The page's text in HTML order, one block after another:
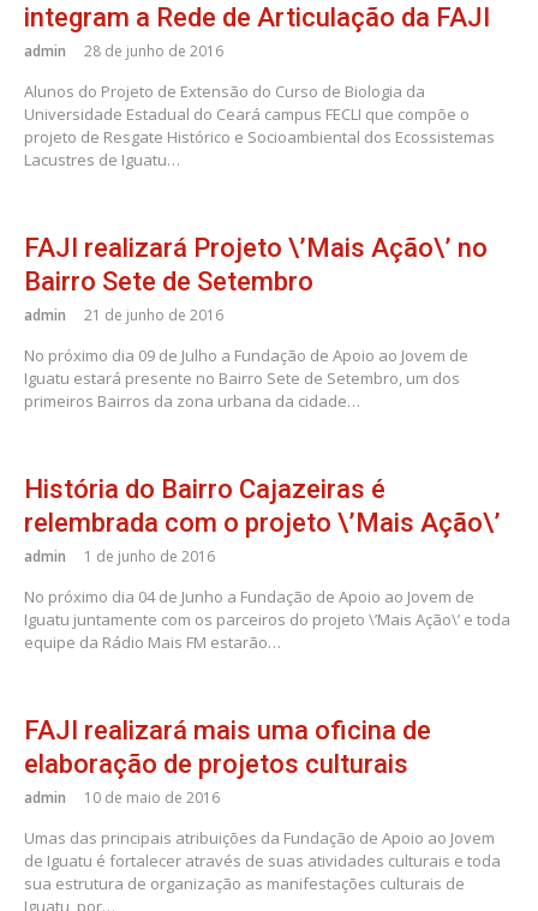
integram a Rede de Articulação da FAJI
admin 28 de junho de 2016
Alunos do Projeto de Extensão do Curso de Biologia da
Universidade Estadual do Ceará campus FECLI que compõe o
projeto de Resgate Histórico e Socioambiental dos Ecossistemas
Lacustres de Iguatu…
FAJI realizará Projeto \’Mais Ação\’ no
Bairro Sete de Setembro
admin 21 de junho de 2016
No próximo dia 09 de Julho a Fundação de Apoio ao Jovem de
Iguatu estará presente no Bairro Sete de Setembro, um dos
primeiros Bairros da zona urbana da cidade…
História do Bairro Cajazeiras é
relembrada com o projeto \’Mais Ação\’
admin 1 de junho de 2016
No próximo dia 04 de Junho a Fundação de Apoio ao Jovem de
Iguatu juntamente com os parceiros do projeto \’Mais Ação\’ e toda
equipe da Rádio Mais FM estarão…
FAJI realizará mais uma oficina de
elaboração de projetos culturais
admin 10 de maio de 2016
Umas das principais atribuições da Fundação de Apoio ao Jovem
de Iguatu é fortalecer através de suas atividades culturais e toda
sua estrutura de organização as manifestações culturais de
Iguatu, por…